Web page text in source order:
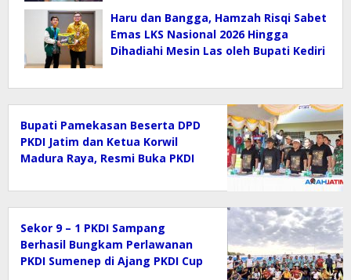
Haru dan Bangga, Hamzah Risqi Sabet
Emas LKS Nasional 2026 Hingga
Dihadiahi Mesin Las oleh Bupati Kediri
Bupati Pamekasan Beserta DPD
PKDI Jatim dan Ketua Korwil
Madura Raya, Resmi Buka PKDI
Sekor 9 – 1 PKDI Sampang
Berhasil Bungkam Perlawanan
PKDI Sumenep di Ajang PKDI Cup